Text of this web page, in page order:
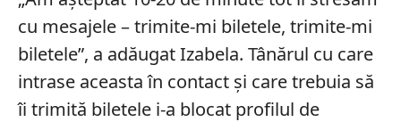
cu mesajele – trimite-mi biletele, trimite-mi
biletele”, a adăugat Izabela. Tânărul cu care
intrase aceasta în contact și care trebuia să
îi trimită biletele i-a blocat profilul de